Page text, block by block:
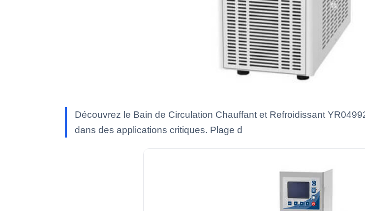
Découvrez le Bain de Circulation Chauffant et Refroidissant
dans des applications critiques. Plage d